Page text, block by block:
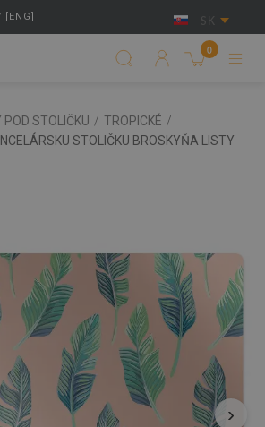
SK
0
POD STOLIČKU / TROPICKÉ /
STOLIČKU BROSKYŇA LISTY
›